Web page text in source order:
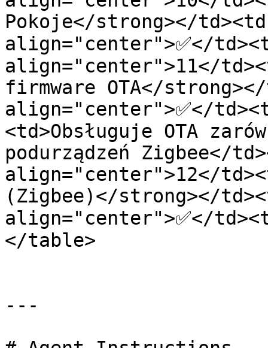
Pokoje</strong></
align="center">✅</
align="center">11</
firmware OTA</
align="center">✅</
<td>Obsługuje OTA
podurządzeń Zigbee</
align="center">12</
(Zigbee)</strong></
align="center">✅</
</table>
---